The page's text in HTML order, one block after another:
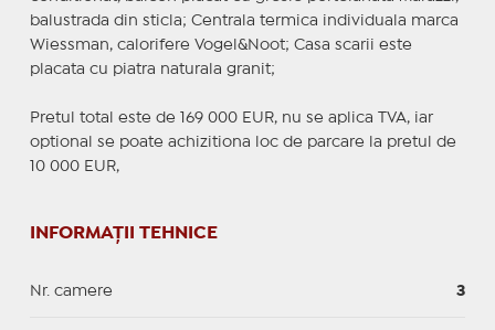
balustrada din sticla; Centrala termica individuala marca
Wiessman, calorifere Vogel&Noot; Casa scarii este
placata cu piatra naturala granit;
Pretul total este de 169 000 EUR, nu se aplica TVA, iar
optional se poate achizitiona loc de parcare la pretul de
10 000 EUR,
INFORMAȚII TEHNICE
Nr. camere 3